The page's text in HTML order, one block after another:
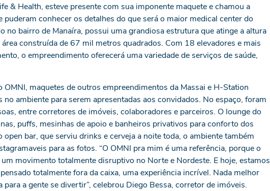
& Health, esteve presente com sua imponente maquete e chamou a
puderam conhecer os detalhes do que será o maior medical center do
no bairro de Manaíra, possui uma grandiosa estrutura que atinge a altura
construída de 67 mil metros quadrados. Com 18 elevadores e mais
o empreendimento oferecerá uma variedade de serviços de saúde,
OMNI, maquetes de outros empreendimentos da Massai e H-Station
ambiente para serem apresentadas aos convidados. No espaço, foram
entre corretores de imóveis, colaboradores e parceiros. O lounge do
puffs, mesinhas de apoio e banheiros privativos para conforto dos
bar, que serviu drinks e cerveja a noite toda, o ambiente também
para as fotos. “O OMNI pra mim é uma referência, porque o
movimento totalmente disruptivo no Norte e Nordeste. E hoje, estamos
totalmente fora da caixa, uma experiência incrível. Nada melhor
a gente se divertir”, celebrou Diego Bessa, corretor de imóveis.